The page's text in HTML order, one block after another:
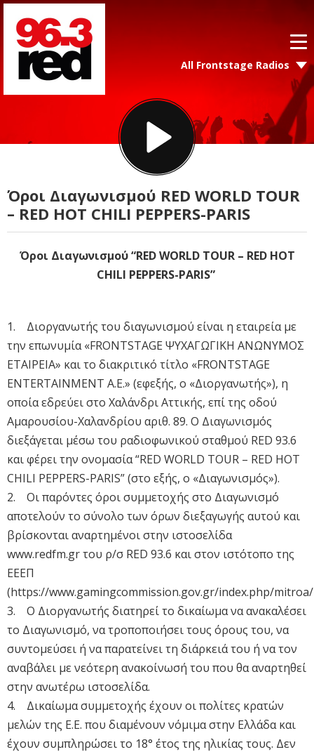
All Frontstage Radios
Όροι Διαγωνισμού RED WORLD TOUR
– RED HOT CHILI PEPPERS-PARIS
Όροι Διαγωνισμού “RED WORLD TOUR – RED HOT
CHILI PEPPERS-PARIS”
1. Διοργανωτής του διαγωνισμού είναι η εταιρεία με
την επωνυμία «FRONTSTAGE ΨΥΧΑΓΩΓΙΚΗ ΑΝΩΝΥΜΟΣ
ΕΤΑΙΡΕΙΑ» και το διακριτικό τίτλο «FRONTSTAGE
ENTERTAINMENT A.E.» (εφεξής, ο «Διοργανωτής»), η
οποία εδρεύει στο Χαλάνδρι Αττικής, επί της οδού
Αμαρουσίου-Χαλανδρίου αριθ. 89. Ο Διαγωνισμός
διεξάγεται μέσω του ραδιοφωνικού σταθμού RED 93.6
και φέρει την ονομασία “RED WORLD TOUR – RED HOT
CHILI PEPPERS-PARIS” (στο εξής, ο «Διαγωνισμός»).
2. Οι παρόντες όροι συμμετοχής στο Διαγωνισμό
αποτελούν το σύνολο των όρων διεξαγωγής αυτού και
βρίσκονται αναρτημένοι στην ιστοσελίδα
www.redfm.gr του ρ/σ RED 93.6 και στον ιστότοπο της
ΕΕΕΠ
(https://www.gamingcommission.gov.gr/index.php/
3. Ο Διοργανωτής διατηρεί το δικαίωμα να ανακαλέσει
το Διαγωνισμό, να τροποποιήσει τους όρους του, να
συντομεύσει ή να παρατείνει τη διάρκειά του ή να τον
αναβάλει με νεότερη ανακοίνωσή του που θα αναρτηθεί
στην ανωτέρω ιστοσελίδα.
4. Δικαίωμα συμμετοχής έχουν οι πολίτες κρατών
μελών της Ε.Ε. που διαμένουν νόμιμα στην Ελλάδα και
έχουν συμπληρώσει το 18° έτος της ηλικίας τους. Δεν